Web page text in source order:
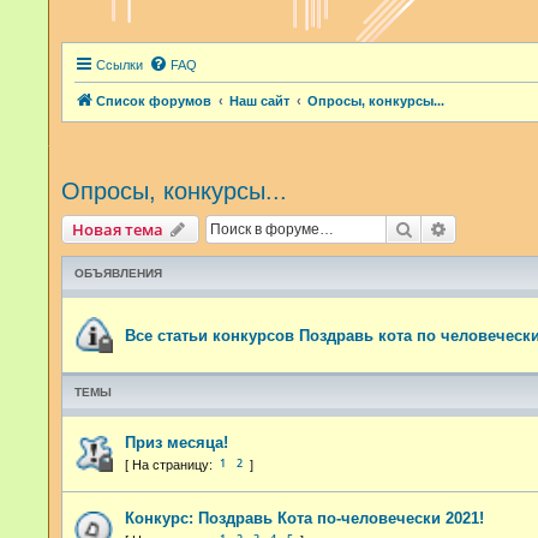
Ссылки FAQ
Список форумов Наш сайт Опросы, конкурсы...
Опросы, конкурсы...
Новая тема Поиск
ОБЪЯВЛЕНИЯ
Все статьи конкурсов Поздравь кота по
ТЕМЫ
Приз месяца!
1 2
Конкурс: Поздравь Кота по-человечески 2021!